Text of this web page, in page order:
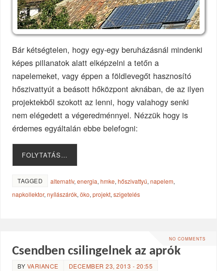
Bár kétségtelen, hogy egy-egy beruházásnál mindenki
képes pillanatok alatt elképzelni a tetőn a
napelemeket, vagy éppen a földlevegőt hasznosító
hőszivattyút a beásott hőközpont aknában, de az ilyen
projektekből szokott az lenni, hogy valahogy senki
nem elégedett a végeredménnyel. Nézzük hogy is
érdemes egyáltalán ebbe belefogni:
FOLYTATÁS…
TAGGED alternatív,energia,hmke,hőszivattyú,napelem,
napkollektor,nyílászárók,öko,projekt,szigetelés
NO COMMENTS
Csendben csilingelnek az aprók
BY VARIANCE
DECEMBER 23, 2013 - 20:55